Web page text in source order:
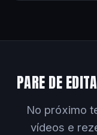
PARE DE
No próximo
vídeos e